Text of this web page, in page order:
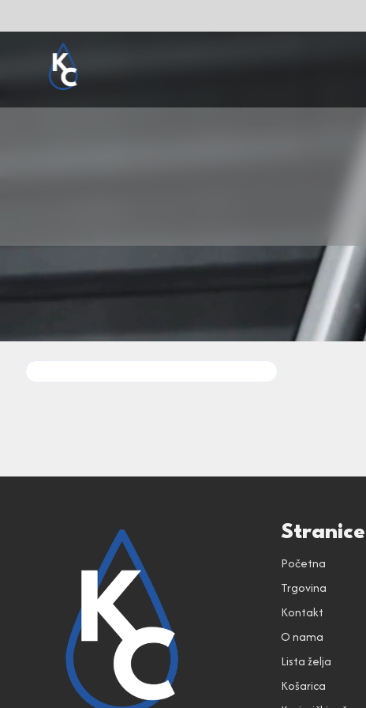
Stranice
Početna
Trgovina
Kontakt
O nama
Lista želja
Košarica